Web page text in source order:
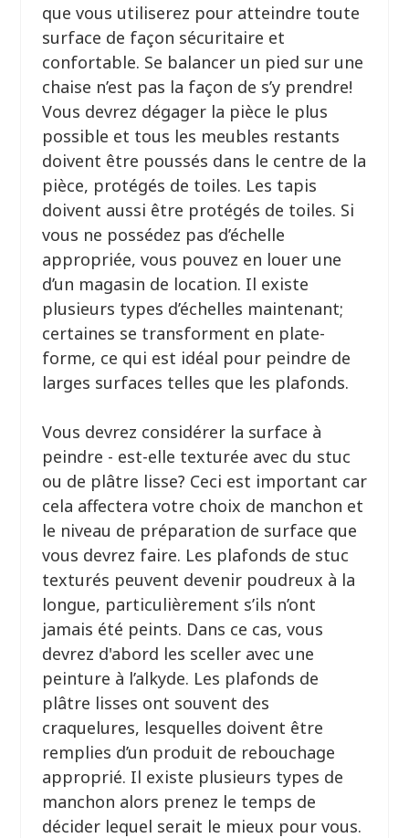
que vous utiliserez pour atteindre toute
surface de façon sécuritaire et
confortable. Se balancer un pied sur une
chaise n’est pas la façon de s’y prendre!
Vous devrez dégager la pièce le plus
possible et tous les meubles restants
doivent être poussés dans le centre de la
pièce, protégés de toiles. Les tapis
doivent aussi être protégés de toiles. Si
vous ne possédez pas d’échelle
appropriée, vous pouvez en louer une
d’un magasin de location. Il existe
plusieurs types d’échelles maintenant;
certaines se transforment en plate-
forme, ce qui est idéal pour peindre de
larges surfaces telles que les plafonds.
Vous devrez considérer la surface à
peindre - est-elle texturée avec du stuc
ou de plâtre lisse? Ceci est important car
cela affectera votre choix de manchon et
le niveau de préparation de surface que
vous devrez faire. Les plafonds de stuc
texturés peuvent devenir poudreux à la
longue, particulièrement s’ils n’ont
jamais été peints. Dans ce cas, vous
devrez d'abord les sceller avec une
peinture à l’alkyde. Les plafonds de
plâtre lisses ont souvent des
craquelures, lesquelles doivent être
remplies d’un produit de rebouchage
approprié. Il existe plusieurs types de
manchon alors prenez le temps de
décider lequel serait le mieux pour vous.